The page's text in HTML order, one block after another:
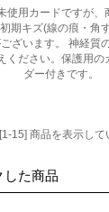
使用カードですが、
期キズ(線の痕・角
ざいます。 神経質
ください。保護用の
ダー付きです。
15] 商品を表示して
した商品